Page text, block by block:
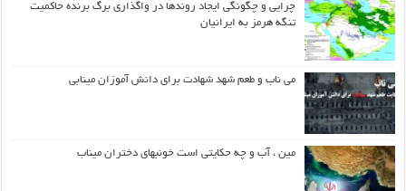
چرایی و چگونگی ایجاد روندها در واگذاری برگ برنده حاکمیت
تنگه هرمز به ایرانیان
می ناب و طعم شهد شهادت برای دانش آموزان مینابی
مین ، آب و چه حکایتی است خونبهای دختران میناب